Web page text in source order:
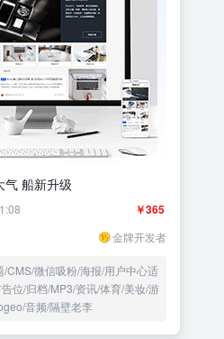
气 船新升级
￥365
金牌开发者
CMS/微信吸粉/海报/用户中心适
位/归档/MP3/资讯/体育/美妆/游
音频/隔壁老李